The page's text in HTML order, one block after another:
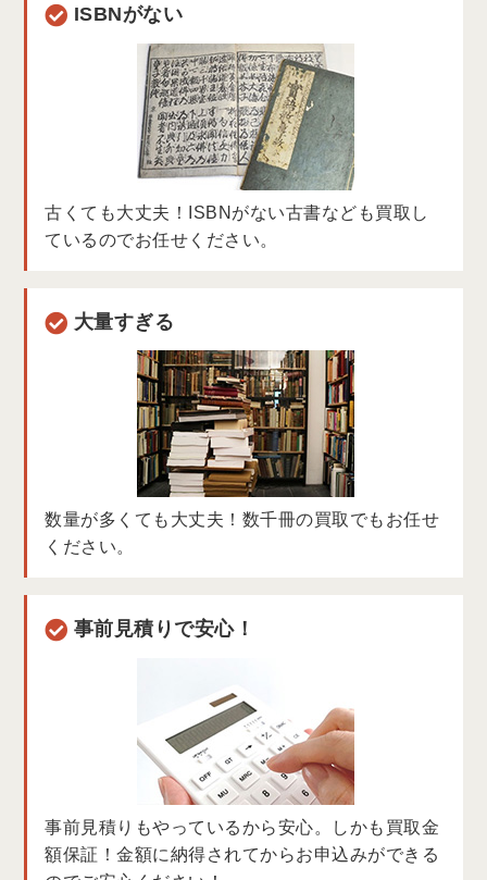
ISBNがない
古くても大丈夫！ISBNがない古書なども買取し
ているのでお任せください。
大量すぎる
数量が多くても大丈夫！数千冊の買取でもお任せ
ください。
事前見積りで安心！
事前見積り もやっているから安心。しかも買取金
額保証！金額に納得されてからお申込みができる